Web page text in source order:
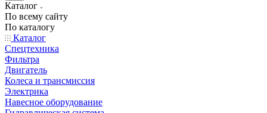
Каталог
По всему сайту
По каталогу
Каталог
Спецтехника
Фильтра
Двигатель
Колеса и трансмиссия
Электрика
Навесное оборудование